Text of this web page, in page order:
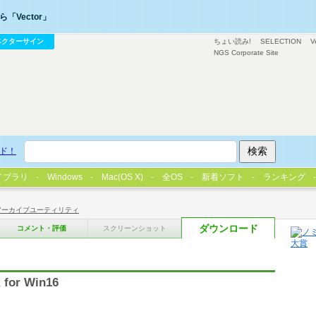
ーカイブユーティリティ
コメント・評価 スクリーンショット ダウンロード
for Win16
ちょい読み! SELECTION
NGS Corporate Site
「Vector」
クターサイン
！
ブラリ Windows Mac(OS X) 全OS 新着ソフト ランキング